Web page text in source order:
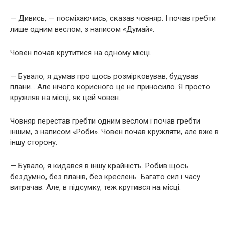
— Дивись, — посміхаючись, сказав човняр. І почав гребти
лише одним веслом, з написом «Думай».
Човен почав крутитися на одному місці.
— Бувало, я думав про щось розмірковував, будував
плани… Але нічого корисного це не приносило. Я просто
кружляв на місці, як цей човен.
Човняр перестав гребти одним веслом і почав гребти
іншим, з написом «Роби». Човен почав кружляти, але вже в
іншу сторону.
— Бувало, я кидався в іншу крайність. Робив щось
бездумно, без планів, без креслень. Багато сил і часу
витрачав. Але, в підсумку, теж крутився на місці.